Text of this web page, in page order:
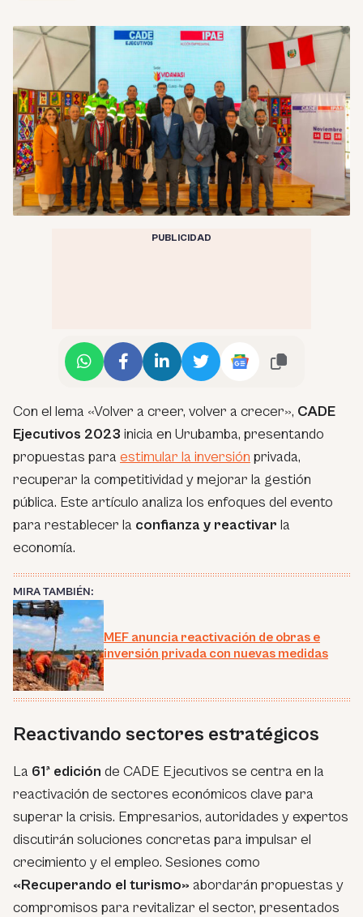
PUBLICIDAD
Con el lema «Volver a creer, volver a crecer», CADE
Ejecutivos 2023 inicia en Urubamba, presentando
propuestas para estimular la inversión privada,
recuperar la competitividad y mejorar la gestión
pública. Este artículo analiza los enfoques del evento
para restablecer la confianza y reactivar la
economía.
MIRA TAMBIÉN:
MEF anuncia reactivación de obras e
inversión privada con nuevas medidas
Reactivando sectores estratégicos
La 61ª edición de CADE Ejecutivos se centra en la
reactivación de sectores económicos clave para
superar la crisis. Empresarios, autoridades y expertos
discutirán soluciones concretas para impulsar el
crecimiento y el empleo. Sesiones como
«Recuperando el turismo» abordarán propuestas y
compromisos para revitalizar el sector, presentados